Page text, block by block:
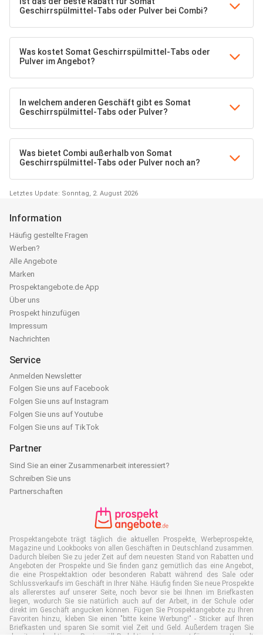
Geschirrspülmittel-Tabs oder Pulver bei Combi?
Was kostet Somat Geschirrspülmittel-Tabs oder
Pulver im Angebot?
In welchem anderen Geschäft gibt es Somat
Geschirrspülmittel-Tabs oder Pulver?
Was bietet Combi außerhalb von Somat
Geschirrspülmittel-Tabs oder Pulver noch an?
Letztes Update: Sonntag, 2. August 2026
Information
Häufig gestellte Fragen
Werben?
Alle Angebote
Marken
Prospektangebote.de App
Über uns
Prospekt hinzufügen
Impressum
Nachrichten
Service
Anmelden Newsletter
Folgen Sie uns auf Facebook
Folgen Sie uns auf Instagram
Folgen Sie uns auf Youtube
Folgen Sie uns auf TikTok
Partner
Sind Sie an einer Zusammenarbeit interessiert?
Schreiben Sie uns
Partnerschaften
Prospektangebote trägt täglich die aktuellen Prospekte, Werbeprospekte,
Magazine und Lookbooks von allen Geschäften in Deutschland zusammen.
Dadurch bleiben Sie zu jeder Zeit auf dem neuesten Stand von Rabatten und
Angeboten der Prospekte und Sie finden ganz gemütlich das eine Angebot,
die eine Prospektaktion oder besonderen Rabatt während des Sale oder
Schlussverkaufs im Geschäft in Ihrer Nähe. Häufig finden Sie neue Prospekte
als allererstes auf unserer Seite, noch bevor sie bei Ihnen im Briefkasten
liegen, wodurch Sie sie natürlich auch auf der Arbeit, in der Schule oder
direkt im Geschäft angucken können. Fügen Sie Prospektangebote zu Ihren
Favoriten hinzu, kleben Sie einen "bitte keine Werbung!" - Sticker auf Ihren
Briefkasten und sparen Sie somit viel Zeit und Geld. Außerdem tragen Sie
damit auch aktiv zur Papiermüll Reduktion bei, was gut für unsere Umwelt